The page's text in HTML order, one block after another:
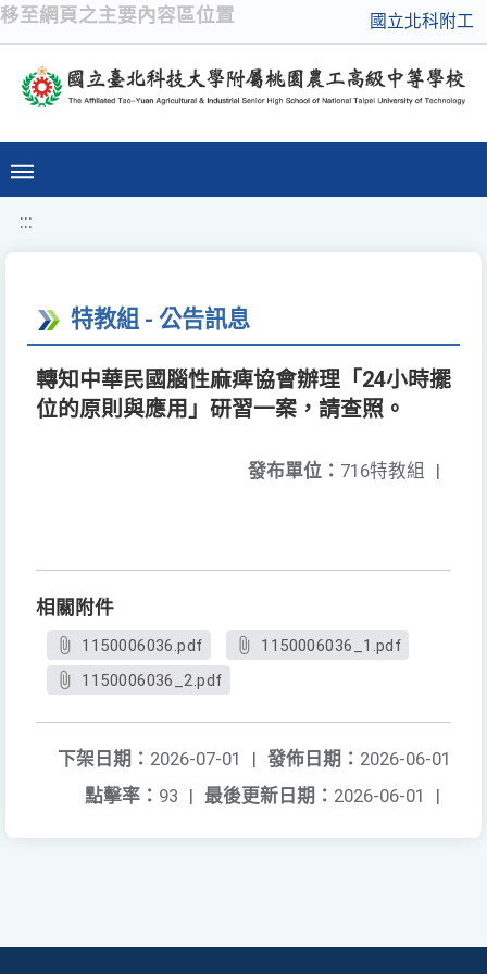
移至網頁之主要內容區位置 國立北科附工
:::
特教組 - 公告訊息
轉知中華民國腦性麻痺協會辦理「24小時擺
位的原則與應用」研習一案，請查照。
發布單位： 716特教組 |
相關附件
1150006036.pdf
1150006036_1.pdf
1150006036_2.pdf
發佈日期： 2026-06-01
下架日期： 2026-07-01
|
最後更新日期： 2026-06-01 |
點擊率： 93 |